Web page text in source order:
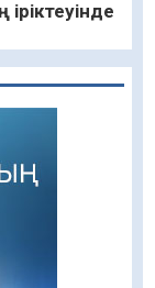
72 0
атты